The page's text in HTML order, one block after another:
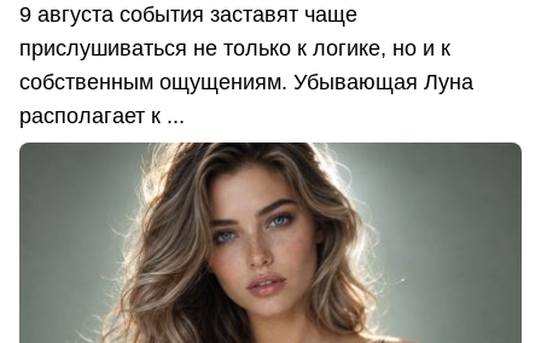
9 августа события заставят чаще
прислушиваться не только к логике, но и к
собственным ощущениям. Убывающая Луна
располагает к ...